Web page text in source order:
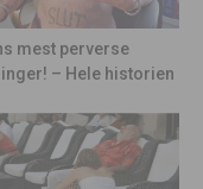
mest perverse
– Hele historien